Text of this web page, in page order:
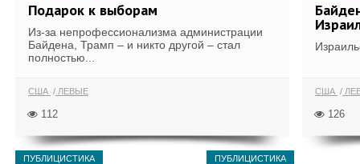
Подарок к выборам
Из-за непрофессионализма администрации
Байдена, Трамп – и никто другой – стал
полностью...
США ЛЕВЫЕ
112
США
126
ПУБЛИЦИСТИКА ПУБЛИЦИСТИКА